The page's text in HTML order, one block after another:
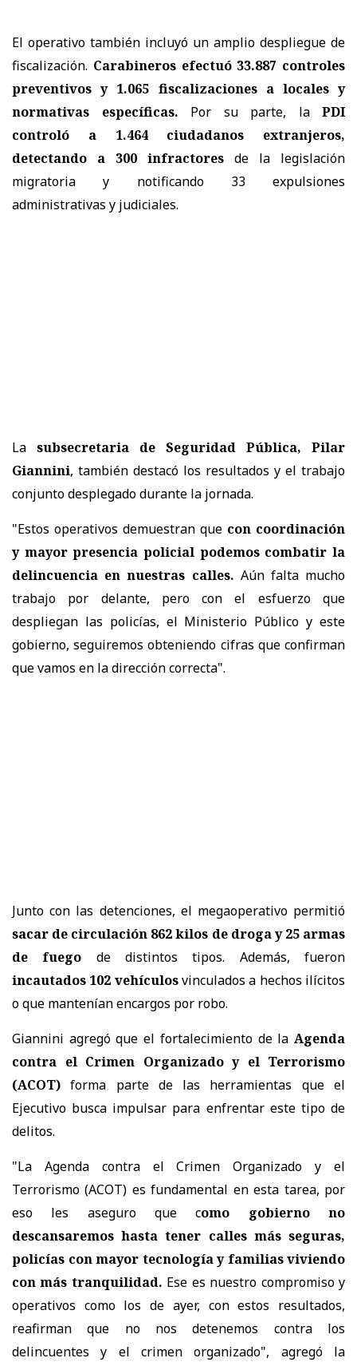
El operativo también incluyó un amplio despliegue de
fiscalización. Carabineros efectuó 33.887 controles
preventivos y 1.065 fiscalizaciones a locales y
normativas específicas. Por su parte, la PDI
controló a 1.464 ciudadanos extranjeros,
detectando a 300 infractores de la legislación
migratoria y notificando 33 expulsiones
administrativas y judiciales.
La subsecretaria de Seguridad Pública, Pilar
Giannini, también destacó los resultados y el trabajo
conjunto desplegado durante la jornada.
"Estos operativos demuestran que con coordinación
y mayor presencia policial podemos combatir la
delincuencia en nuestras calles. Aún falta mucho
trabajo por delante, pero con el esfuerzo que
despliegan las policías, el Ministerio Público y este
gobierno, seguiremos obteniendo cifras que confirman
que vamos en la dirección correcta".
Junto con las detenciones, el megaoperativo permitió
sacar de circulación 862 kilos de droga y 25 armas
de fuego de distintos tipos. Además, fueron
incautados 102 vehículosvinculados a hechos ilícitos
o que mantenían encargos por robo.
Giannini agregó que el fortalecimiento de la Agenda
contra el Crimen Organizado y el Terrorismo
(ACOT) forma parte de las herramientas que el
Ejecutivo busca impulsar para enfrentar este tipo de
delitos.
"La Agenda contra el Crimen Organizado y el
Terrorismo (ACOT) es fundamental en esta tarea, por
eso les aseguro que como gobierno no
descansaremos hasta tener calles más seguras,
policías con mayor tecnología y familias viviendo
con más tranquilidad. Ese es nuestro compromiso y
operativos como los de ayer, con estos resultados,
reafirman que no nos detenemos contra los
delincuentes y el crimen organizado", agregó la